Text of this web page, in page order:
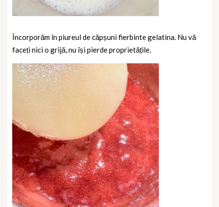
Încorporăm în piureul de căpșuni fierbinte gelatina. Nu vă
faceți nici o grijă, nu își pierde proprietățile.